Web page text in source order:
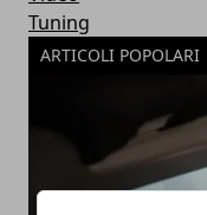
Tuning
ARTICOLI POPOLARI